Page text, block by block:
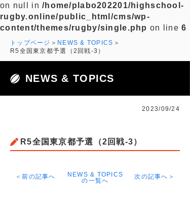
on null in/home/plabo202201/highschool-
rugby.online/public_html/cms/wp-
content/themes/rugby/single.php on line6
トップページ
NEWS & TOPICS
R5全国東京都予選（2回戦-3）
NEWS & TOPICS
2023/09/24
R5全国東京都予選（2回戦-3）
＜前の記事へ
NEWS & TOPICS
の一覧へ
次の記事へ＞